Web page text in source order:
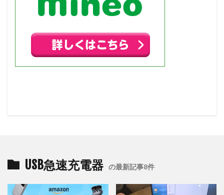
USB急速充電器 の最新記事8件